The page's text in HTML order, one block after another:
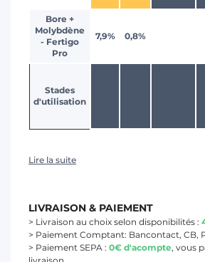
Bore +
Molybdène
- Fertigo
Pro
7,9% 0,8%
Stades
d'utilisation
Lire la suite
LIVRAISON & PAIEMENT
> Livraison au choix selon disponibilités :
> Paiement Comptant: Bancontact, CB,
> Paiement SEPA : 0€ d'acompte, vous